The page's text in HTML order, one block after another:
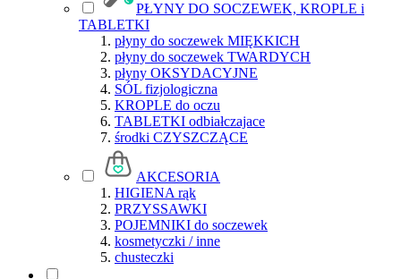
PŁYNY DO SOCZEWEK, KROPLE i
TABLETKI
płyny do soczewek MIĘKKICH
płyny do soczewek TWARDYCH
płyny OKSYDACYJNE
SÓL fizjologiczna
KROPLE do oczu
TABLETKI odbiałczajace
środki CZYSZCZĄCE
AKCESORIA
HIGIENA rąk
PRZYSSAWKI
POJEMNIKI do soczewek
kosmetyczki / inne
chusteczki